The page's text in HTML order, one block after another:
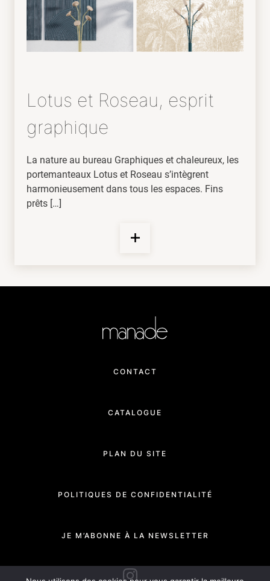
Lotus et Roseau, esprit
graphique
La nature au bureau Graphiques et chaleureux, les
portemanteaux Lotus et Roseau s’intègrent
harmonieusement dans tous les espaces. Fins
prêts […]
CONTACT
CATALOGUE
PLAN DU SITE
POLITIQUES DE CONFIDENTIALITÉ
JE M’ABONNE À LA NEWSLETTER